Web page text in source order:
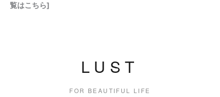
覧はこちら]
LUST
FOR BEAUTIFUL LIFE